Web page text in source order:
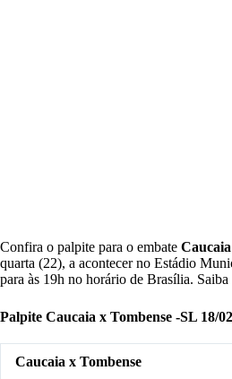
Confira o palpite para o embate
quarta (22), a acontecer no Estádio
para às 19h no horário de Brasília.
Palpite Caucaia x Tombense -SL 18/
Caucaia x Tombense